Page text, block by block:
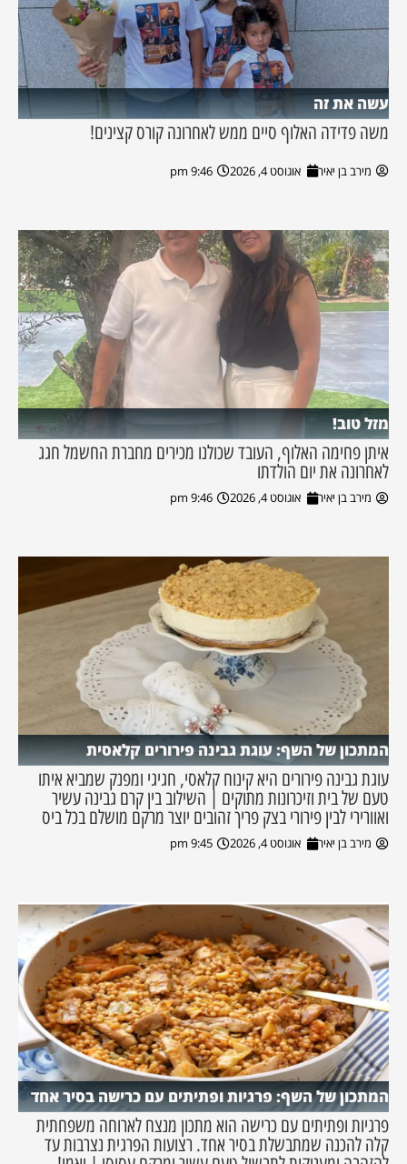
עשה את זה
משה פדידה האלוף סיים ממש לאחרונה קורס קצינים!
מירב בן יאיר אוגוסט 4, 2026 9:46 pm
מזל טוב!
איתן פחימה האלוף, העובד שכולנו מכירים מחברת החשמל חגג
לאחרונה את יום הולדתו
מירב בן יאיר אוגוסט 4, 2026 9:46 pm
המתכון של השף: עוגת גבינה פירורים קלאסית
עוגת גבינה פירורים היא קינוח קלאסי, חגיגי ומפנק שמביא איתו
טעם של בית וזיכרונות מתוקים | השילוב בין קרם גבינה עשיר
ואוורירי לבין פירורי בצק פריך זהובים יוצר מרקם מושלם בכל ביס
מירב בן יאיר אוגוסט 4, 2026 9:45 pm
המתכון של השף: פרגיות ופתיתים עם כרישה בסיר אחד
פרגיות ופתיתים עם כרישה הוא מתכון מנצח לארוחה משפחתית
קלה להכנה שמתבשלת בסיר אחד. רצועות הפרגית נצרבות עד